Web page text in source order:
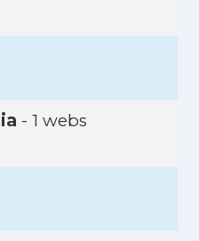
- 1 webs